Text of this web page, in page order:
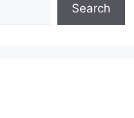
Search